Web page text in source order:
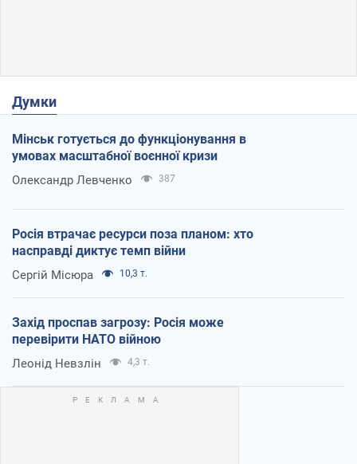
Думки
Мінськ готується до функціонування в
умовах масштабної воєнної кризи
Олександр Левченко 387
Росія втрачає ресурси поза планом: хто
насправді диктує темп війни
Сергій Місюра 10,3 т.
Захід проспав загрозу: Росія може
перевірити НАТО війною
Леонід Невзлін 4,3 т.